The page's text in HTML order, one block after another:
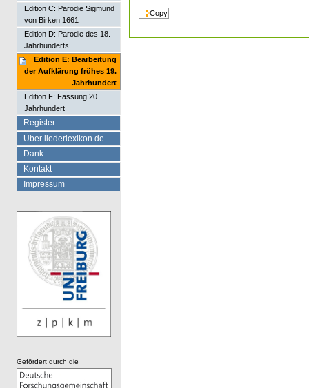
Edition C: Parodie Sigmund
von Birken 1661
Edition D: Parodie des 18.
Jahrhunderts
Edition E: Bearbeitung
der Aufklärung frühes 19.
Jahrhundert
Edition F: Fassung 20.
Jahrhundert
Register
Über liederlexikon.de
Dank
Kontakt
Impressum
Gefördert durch die